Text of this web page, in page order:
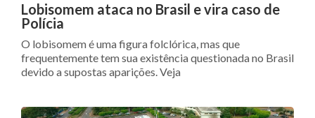
Lobisomem ataca no Brasil e vira caso de
Polícia
O lobisomem é uma figura folclórica, mas que
frequentemente tem sua existência questionada no Brasil
devido a supostas aparições. Veja